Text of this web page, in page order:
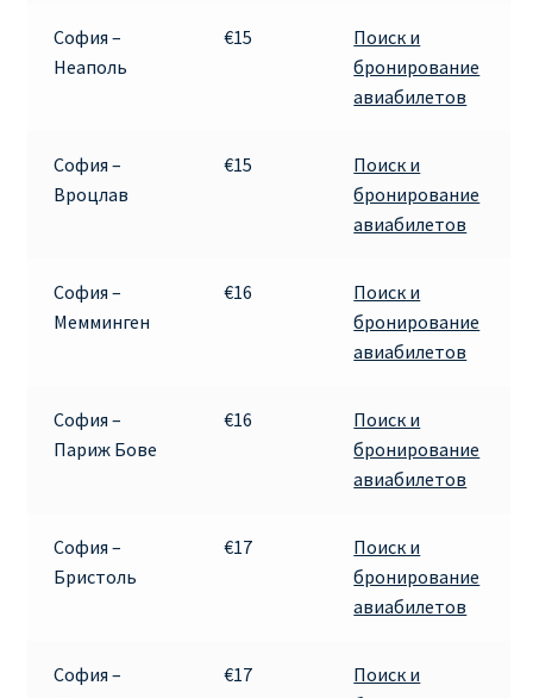
ДЕШЕВЫЕ АВИАБИЛЕТЫ В БУХАРЕСТ
ДЕШЕВЫЕ АВИАБИЛЕТЫ В ВЕНУ
ДЕШЕВЫЕ АВИАБИЛЕТЫ В МИЛАН
ДЕШЕВЫЕ АВИАБИЛЕТЫ НА КИПР
ВЫБОР И БРОНИРОВАНИЯ МЕСТ В RYANAIR
ИЗМЕНЕНИЕ БРОНИРОВАНИЯ
София –
Неаполь
€15
Поиск и
бронирование
авиабилетов
София –
Вроцлав
€15
Поиск и
бронирование
авиабилетов
София –
Мемминген
€16
Поиск и
бронирование
авиабилетов
София –
Париж Бове
€16
Поиск и
бронирование
авиабилетов
София –
Бристоль
€17
Поиск и
бронирование
авиабилетов
София –
€17
Поиск и